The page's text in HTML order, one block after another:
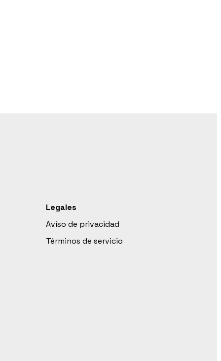
Legales
Aviso de privacidad
Términos de servicio